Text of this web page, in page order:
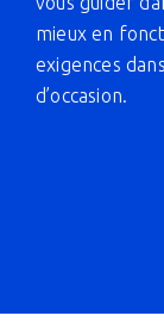
mieux en
exigences
d’occasion.